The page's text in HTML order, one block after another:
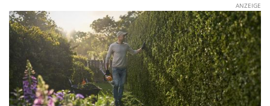
ANZEIGE